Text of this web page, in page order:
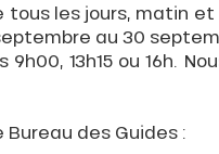
les jours, matin et
au 30
13h15 ou 16h.
des Guides :